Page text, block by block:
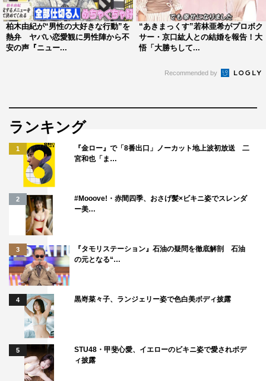
柏木由紀が“男性の大好きな行動”を
熱弁 ヤバい恋愛観に男性陣から不
安の声『ニュー...
“あきまっくす”若林亜希がプロボク
サー・京口紘人との結婚を報告！大
悟「大勝ちして...
Recommended by
ランキング
1
『金ロー』で「8番出口」ノーカット地上波初放送 二
宮和也「ま…
2
#Mooove!・赤間四季、おさげ髪×ビキニ姿でスレンダ
ー美…
3
『タモリステーション』石油の疑問を徹底解剖 石油
の元となる“…
4 黒嵜菜々子、ランジェリー姿で色白美ボディ披露
5
STU48・甲斐心愛、イエローのビキニ姿で愛されボデ
ィ披露